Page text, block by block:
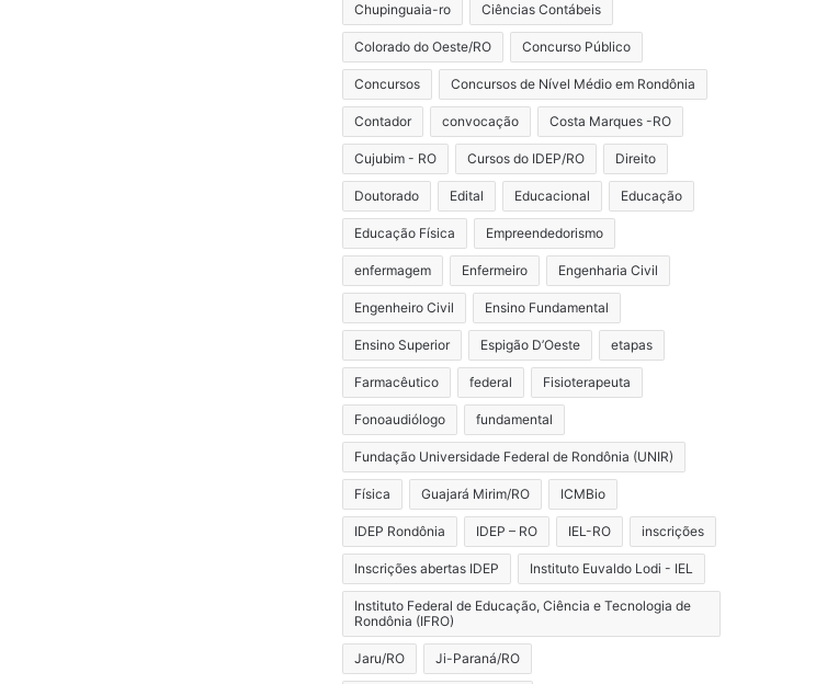
Chupinguaia-ro Ciências Contábeis
Colorado do Oeste/RO Concurso Público
Concursos Concursos de Nível Médio em Rondônia
Contador convocação Costa Marques -RO
Cujubim - RO Cursos do IDEP/RO Direito
Doutorado Edital Educacional Educação
Educação Física Empreendedorismo
enfermagem Enfermeiro Engenharia Civil
Engenheiro Civil Ensino Fundamental
Ensino Superior Espigão D’Oeste etapas
Farmacêutico federal Fisioterapeuta
Fonoaudiólogo fundamental
Fundação Universidade Federal de Rondônia (UNIR)
Física Guajará Mirim/RO ICMBio
IDEP Rondônia IDEP – RO IEL-RO inscrições
Inscrições abertas IDEP Instituto Euvaldo Lodi - IEL
Instituto Federal de Educação, Ciência e Tecnologia de
Rondônia (IFRO)
Jaru/RO Ji-Paraná/RO